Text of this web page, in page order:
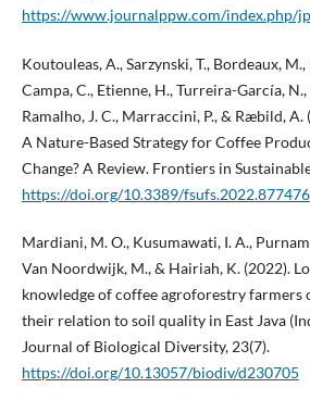
https://www.journalppw.com/index.php/
Koutouleas, A., Sarzynski, T., Bordeaux, M.,
Campa, C., Etienne, H., Turreira-García, N.,
Ramalho, J. C., Marraccini, P., & Ræbild, A.
A Nature-Based Strategy for Coffee
Change? A Review. Frontiers in
https://doi.org/10.3389/fsufs.2022.877476
Mardiani, M. O., Kusumawati, I. A.,
Van Noordwijk, M., & Hairiah, K. (2022).
knowledge of coffee agroforestry farmers
their relation to soil quality in East Java
Journal of Biological Diversity, 23(7).
https://doi.org/10.13057/biodiv/d230705